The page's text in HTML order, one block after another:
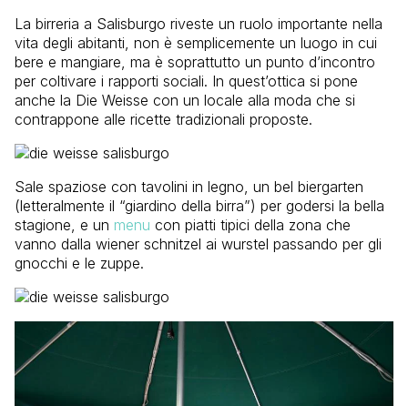
La birreria a Salisburgo riveste un ruolo importante nella
vita degli abitanti, non è semplicemente un luogo in cui
bere e mangiare, ma è soprattutto un punto d’incontro
per coltivare i rapporti sociali. In quest’ottica si pone
anche la Die Weisse con un locale alla moda che si
contrappone alle ricette tradizionali proposte.
Sale spaziose con tavolini in legno, un bel biergarten
(letteralmente il “giardino della birra”) per godersi la bella
stagione, e un menu con piatti tipici della zona che
vanno dalla wiener schnitzel ai wurstel passando per gli
gnocchi e le zuppe.